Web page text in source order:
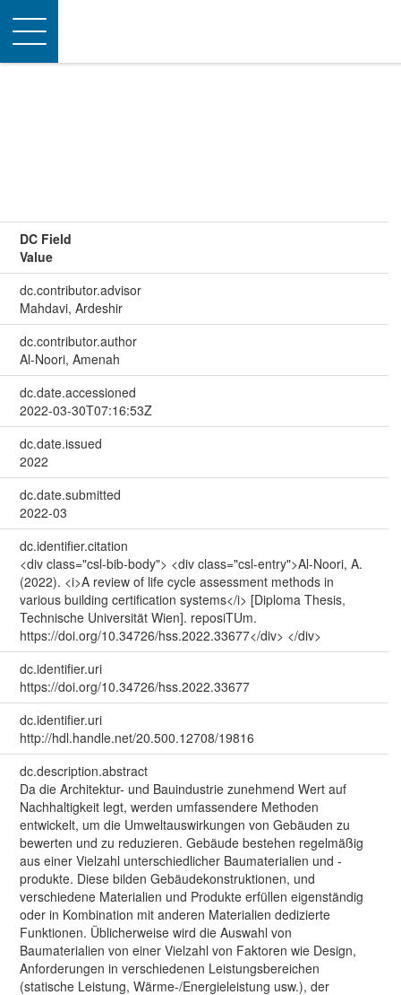
Toggle
navigation
DC Field
Value
dc.contributor.advisor
Mahdavi, Ardeshir
dc.contributor.author
Al-Noori, Amenah
dc.date.accessioned
2022-03-30T07:16:53Z
dc.date.issued
2022
dc.date.submitted
2022-03
dc.identifier.citation
<div class="csl-bib-body"> <div class="csl-entry">Al-Noori, A.
(2022). <i>A review of life cycle assessment methods in
various building certification systems</i> [Diploma Thesis,
Technische Universität Wien]. reposiTUm.
https://doi.org/10.34726/hss.2022.33677</div> </div>
dc.identifier.uri
https://doi.org/10.34726/hss.2022.33677
dc.identifier.uri
http://hdl.handle.net/20.500.12708/19816
dc.description.abstract
Da die Architektur- und Bauindustrie zunehmend Wert auf
Nachhaltigkeit legt, werden umfassendere Methoden
entwickelt, um die Umweltauswirkungen von Gebäuden zu
bewerten und zu reduzieren. Gebäude bestehen regelmäßig
aus einer Vielzahl unterschiedlicher Baumaterialien und -
produkte. Diese bilden Gebäudekonstruktionen, und
verschiedene Materialien und Produkte erfüllen eigenständig
oder in Kombination mit anderen Materialien dedizierte
Funktionen. Üblicherweise wird die Auswahl von
Baumaterialien von einer Vielzahl von Faktoren wie Design,
Anforderungen in verschiedenen Leistungsbereichen
(statische Leistung, Wärme-/Energieleistung usw.), der